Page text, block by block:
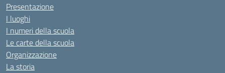
Presentazione
I luoghi
I numeri della scuola
Le carte della scuola
Organizzazione
La storia